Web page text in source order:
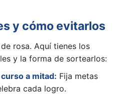
y cómo evitarlos
rosa. Aquí tienes los
y la forma de sortearlos:
a mitad: Fija metas
cada logro.